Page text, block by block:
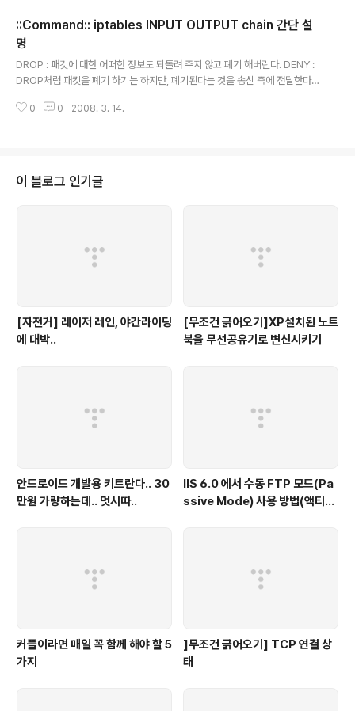
::Command:: iptables INPUT OUTPUT chain 간단 설
명
DROP : 패킷에 대한 어떠한 정보도 되돌려 주지 않고 폐기 해버린다. DENY :
DROP처럼 패킷을 폐기 하기는 하지만, 폐기된다는 것을 송신 측에 전달한다.
말한다. 리눅스에서는 Packet Filtering이 리눅스 커널 내부에 구성된다. 커널
는 역할을 한다. 즉, iptables은 netfilter을 이용하기 위한 일계 유틸리티일 뿐
이다. i..
0 0 2008. 3. 14.
이 블로그 인기글
[자전거] 레이저 레인, 야간라이딩
에 대박..
[무조건 긁어오기]XP설치된 노트
북을 무선공유기로 변신시키기
안드로이드 개발용 키트란다.. 30
만원 가량하는데.. 멋시따..
IIS 6.0 에서 수동 FTP 모드(Pa
ssive Mode) 사용 방법(액티브
커플이라면 매일 꼭 함께 해야 할 5
가지
]무조건 긁어오기] TCP 연결 상
태